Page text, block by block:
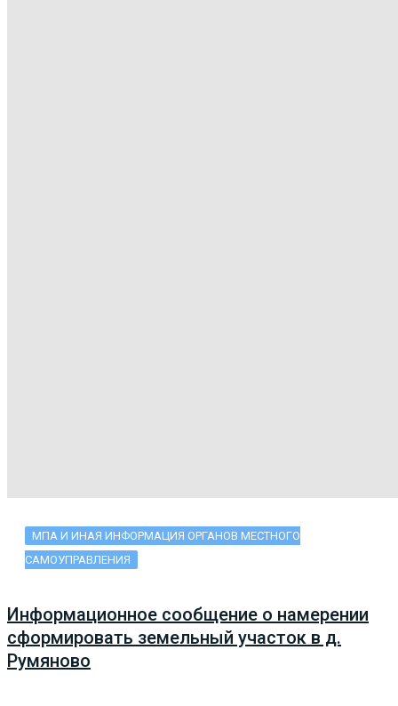
МПА И ИНАЯ ИНФОРМАЦИЯ ОРГАНОВ МЕСТНОГО
САМОУПРАВЛЕНИЯ
Информационное сообщение о намерении
сформировать земельный участок в д.
Румяново